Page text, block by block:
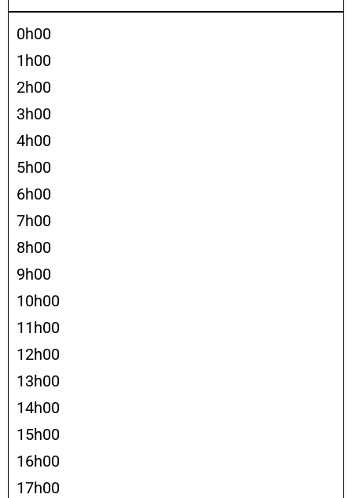
0h00
1h00
2h00
3h00
4h00
5h00
6h00
7h00
8h00
9h00
10h00
11h00
12h00
13h00
14h00
15h00
16h00
17h00